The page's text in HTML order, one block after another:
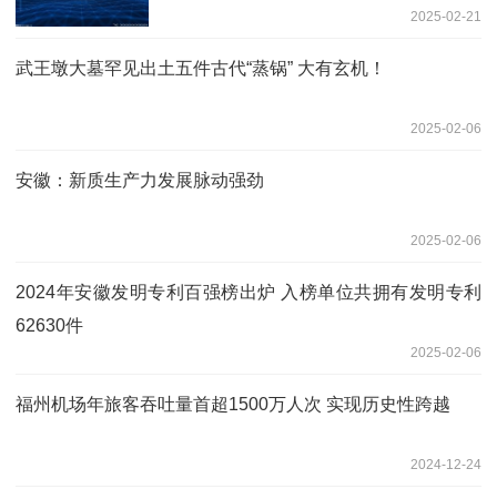
2025-02-21
武王墩大墓罕见出土五件古代“蒸锅” 大有玄机！
2025-02-06
安徽：新质生产力发展脉动强劲
2025-02-06
2024年安徽发明专利百强榜出炉 入榜单位共拥有发明专利
62630件
2025-02-06
福州机场年旅客吞吐量首超1500万人次 实现历史性跨越
2024-12-24